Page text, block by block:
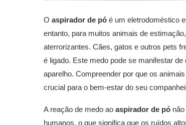
O aspirador de pó é um eletrodoméstico
entanto, para muitos animais de
aterrorizantes. Cães, gatos e outros pets
é ligado. Este medo pode se manifestar
aparelho. Compreender por que os
crucial para o bem-estar do seu
A reação de medo ao aspirador de pó
humanos, o que significa que os ruídos